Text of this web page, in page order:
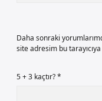
Daha sonraki
site adresim bu
5 + 3 kaçtır?*